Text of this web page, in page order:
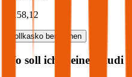
€ 158,12
Vollkasko berechnen
Wo soll ich meinen Audi